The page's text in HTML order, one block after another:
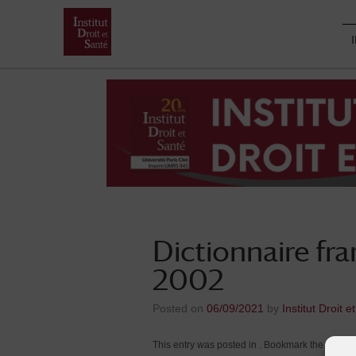
Dictionnaire
2002
Posted on 06/09/2021 by Institut Droit
This entry was posted in . Bookmark the.